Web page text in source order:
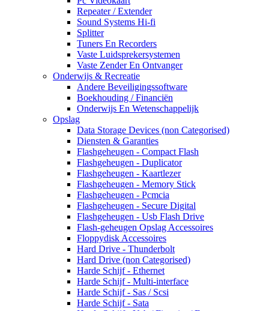
Repeater / Extender
Sound Systems Hi-fi
Splitter
Tuners En Recorders
Vaste Luidsprekersystemen
Vaste Zender En Ontvanger
Onderwijs & Recreatie
Andere Beveiligingssoftware
Boekhouding / Financiën
Onderwijs En Wetenschappelijk
Opslag
Data Storage Devices (non Categorised)
Diensten & Garanties
Flashgeheugen - Compact Flash
Flashgeheugen - Duplicator
Flashgeheugen - Kaartlezer
Flashgeheugen - Memory Stick
Flashgeheugen - Pcmcia
Flashgeheugen - Secure Digital
Flashgeheugen - Usb Flash Drive
Flash-geheugen Opslag Accessoires
Floppydisk Accessoires
Hard Drive - Thunderbolt
Hard Drive (non Categorised)
Harde Schijf - Ethernet
Harde Schijf - Multi-interface
Harde Schijf - Sas / Scsi
Harde Schijf - Sata